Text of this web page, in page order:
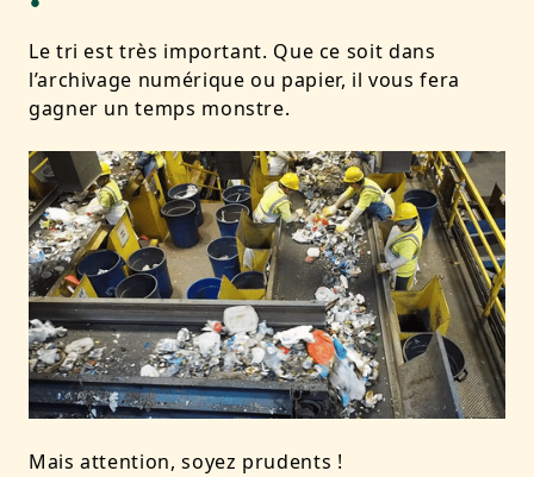
Le tri est très important. Que ce soit dans
l’archivage numérique ou papier, il vous fera
gagner un temps monstre.
Mais attention, soyez prudents !